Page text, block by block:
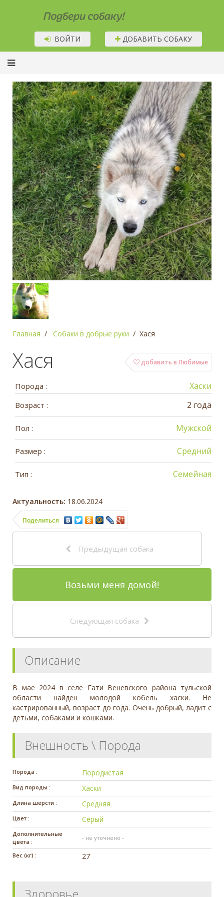
Подбери собаку!
ВОЙТИ ДОБАВИТЬ СОБАКУ
Главная Собаки в добрые руки Хася
добавить в Любимые
Хася
Порода : Хаски
Возраст : 2 года
Пол : Мужской
Размер : Средний
Тип : Семейная
Актуальность: 18.06.2024
Поделиться
Предыдущая собака
Возьми меня домой!
Следующая собака
Описание
В мае 2024 в селе Гати Веневского района тульской
области найден молодой кобель хаски. Не
кастрированный, возраст до года. Очень добрый, ладит с
детьми, собаками и кошками.
Внешность \ Порода
Порода : Породистая
Вид породы : Хаски
Длина шерсти : Средняя
Цвет : Серый
Дополнительные
цвета :
- не уточнено -
Вес (кг) : 27
Здоровье